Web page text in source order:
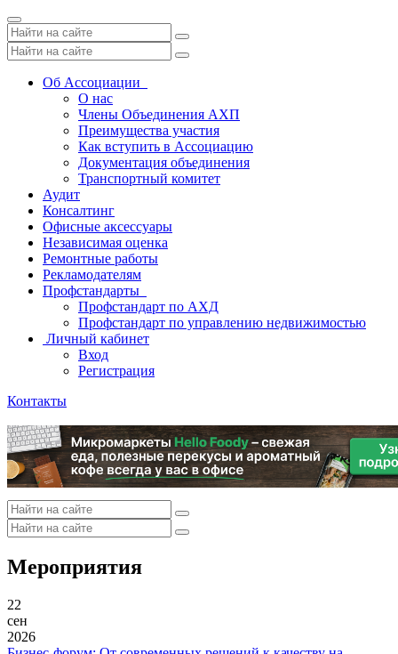
Toggle
navigation
Об Ассоциации
О нас
Члены Объединения АХП
Преимущества участия
Как вступить в Ассоциацию
Документация объединения
Транспортный комитет
Аудит
Консалтинг
Офисные аксессуары
Независимая оценка
Ремонтные работы
Рекламодателям
Профстандарты
Профстандарт по АХД
Профстандарт по управлению недвижимостью
Личный кабинет
Вход
Регистрация
Контакты
Мероприятия
22
сен
2026